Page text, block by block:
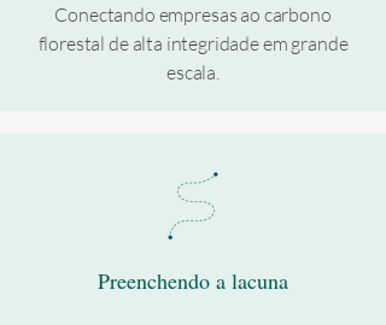
Conectando empresas ao carbono
florestal de alta integridade em grande
escala.
Preenchendo a lacuna